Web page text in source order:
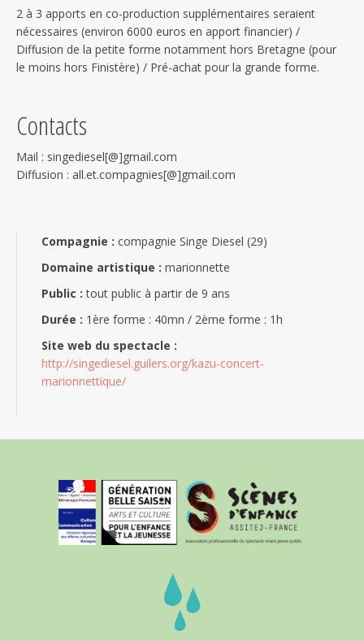
2 à 3 apports en co-production supplémentaires seraient
nécessaires (environ 6000 euros en apport financier) /
Diffusion de la petite forme notamment hors Bretagne (pour
le moins hors Finistère) / Pré-achat pour la grande forme.
Contacts
Mail : singediesel[@]gmail.com
Diffusion : all.et.compagnies[@]gmail.com
Compagnie : compagnie Singe Diesel (29)
Domaine artistique : marionnette
Public : tout public à partir de 9 ans
Durée : 1ère forme : 40mn / 2ème forme : 1h
Site web du spectacle :
http://singediesel.guilers.org/kazu-concert-
marionnettique/